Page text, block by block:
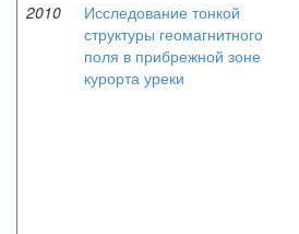
2010
Исследование тонкой
структуры геомагнитного
поля в прибрежной зоне
курорта уреки